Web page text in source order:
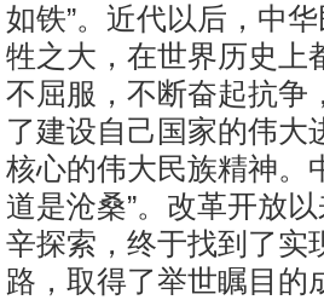
如铁”。近代以后，中
牲之大，在世界历史上
不屈服，不断奋起抗争
了建设自己国家的伟大
核心的伟大民族精神。
道是沧桑”。改革开放
辛探索，终于找到了实
路，取得了举世瞩目的